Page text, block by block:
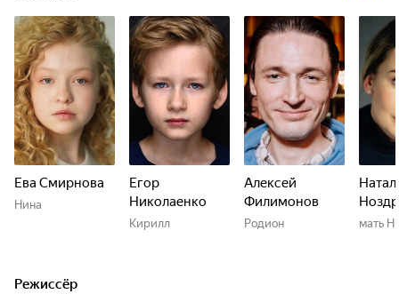
Ева Смирнова
Нина
Егор
Николаенко
Кирилл
Алексей
Филимонов
Родион мать
Режиссёр